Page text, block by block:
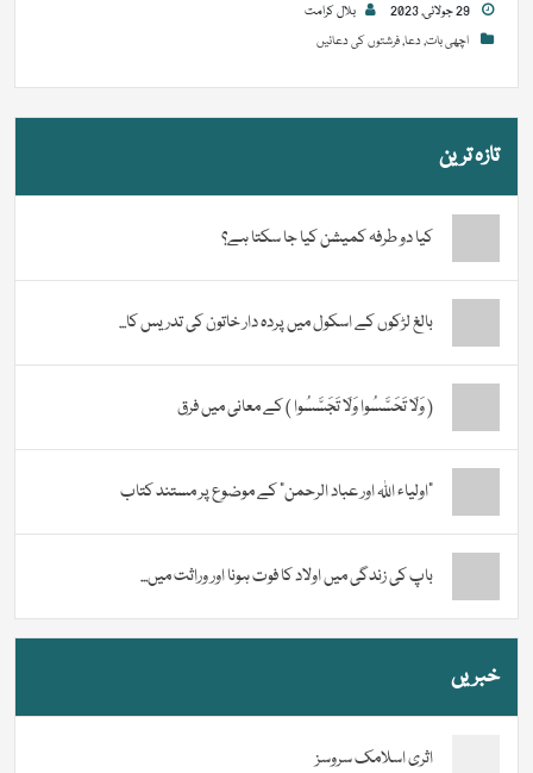
بلال کرامت
اچھی بات,دعا,فرشتوں کی دعائیں
تازہ ترین
کیا دو طرفہ کمیشن کیا جا سکتا ہے؟
بالغ لڑکوں کے اسکول میں پردہ دار خاتون کی تدریس کا...
( وَلَا تَحَسَّسُوا وَلَا تَجَسَّسُوا ) کے معانی میں فرق
“اولیاء اللہ اور عباد الرحمن” کے موضوع پر مستند کتاب
باپ کی زندگی میں اولاد کا فوت ہونا اور وراثت میں...
خبریں
اثری اسلامک سروسز